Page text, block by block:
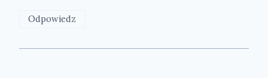
Odpowiedz